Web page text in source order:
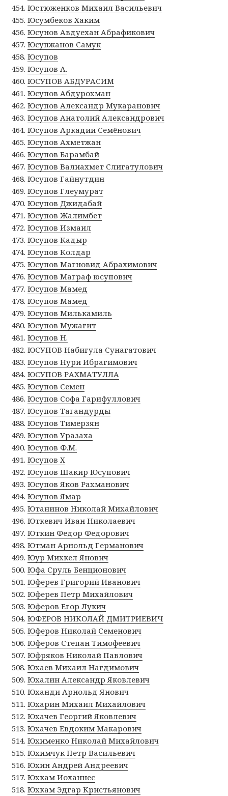
Юстюженков Михаил Васильевич
Юсумбеков Хаким
Юсунов Авдуехан Абрафикович
Юсупжанов Самук
Юсупов
Юсупов А.
ЮСУПОВ АБДУРАСИМ
Юсупов Абдурохман
Юсупов Александр Мукаранович
Юсупов Анатолий Александрович
Юсупов Аркадий Семёнович
Юсупов Ахметжан
Юсупов Барамбай
Юсупов Валиахмет Слигатулович
Юсупов Гайнутдин
Юсупов Глеумурат
Юсупов Джидабай
Юсупов Жалимбет
Юсупов Измаил
Юсупов Кадыр
Юсупов Колдар
Юсупов Магновид Абрахимович
Юсупов Маграф юсупович
Юсупов Мамед
Юсупов Мамед
Юсупов Милькамиль
Юсупов Мужагит
Юсупов Н.
ЮСУПОВ Набигула Сунагатович
Юсупов Нури Ибрагимович
ЮСУПОВ РАХМАТУЛЛА
Юсупов Семен
Юсупов Софа Гарифуллович
Юсупов Тагандурды
Юсупов Тимерзян
Юсупов Уразаха
Юсупов Ф.М.
Юсупов Х
Юсупов Шакир Юсупович
Юсупов Яков Рахманович
Юсупов Ямар
Ютанинов Николай Михайлович
Юткевич Иван Николаевич
Юткин Федор Федорович
Ютман Арнольд Германович
Юур Михкел Янович
Юфа Сруль Бенционович
Юферев Григорий Иванович
Юферев Петр Михайлович
Юферов Егор Лукич
ЮФЕРОВ НИКОЛАЙ ДМИТРИЕВИЧ
Юферов Николай Семенович
Юферов Степан Тимофеевич
Юфряков Николай Павлович
Юхаев Михаил Нагдимович
Юхалин Александр Яковлевич
Юханди Арнольд Янович
Юхарин Михаил Михайлович
Юхачев Георгий Яковлевич
Юхачев Евдоким Макарович
Юхименко Николай Михайлович
Юхимчук Петр Васильевич
Юхин Андрей Андреевич
Юхкам Иоханнес
Юхкам Эдгар Кристьянович